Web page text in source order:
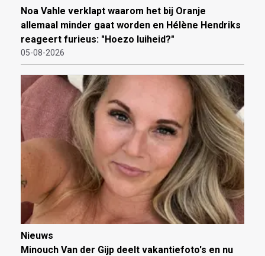
Noa Vahle verklapt waarom het bij Oranje
allemaal minder gaat worden en Hélène Hendriks
reageert furieus: "Hoezo luiheid?"
05-08-2026
Nieuws
Minouch Van der Gijp deelt vakantiefoto's en nu